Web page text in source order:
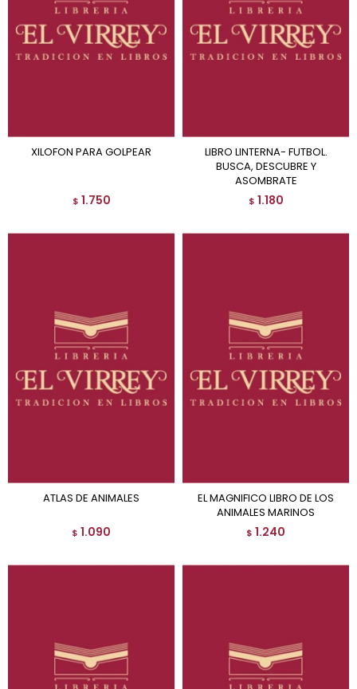
XILOFON PARA GOLPEAR
$ 1.750
LIBRO LINTERNA- FUTBOL.
BUSCA, DESCUBRE Y
ASOMBRATE
$ 1.180
ATLAS DE ANIMALES
$ 1.090
EL MAGNIFICO LIBRO DE LOS
ANIMALES MARINOS
$ 1.240